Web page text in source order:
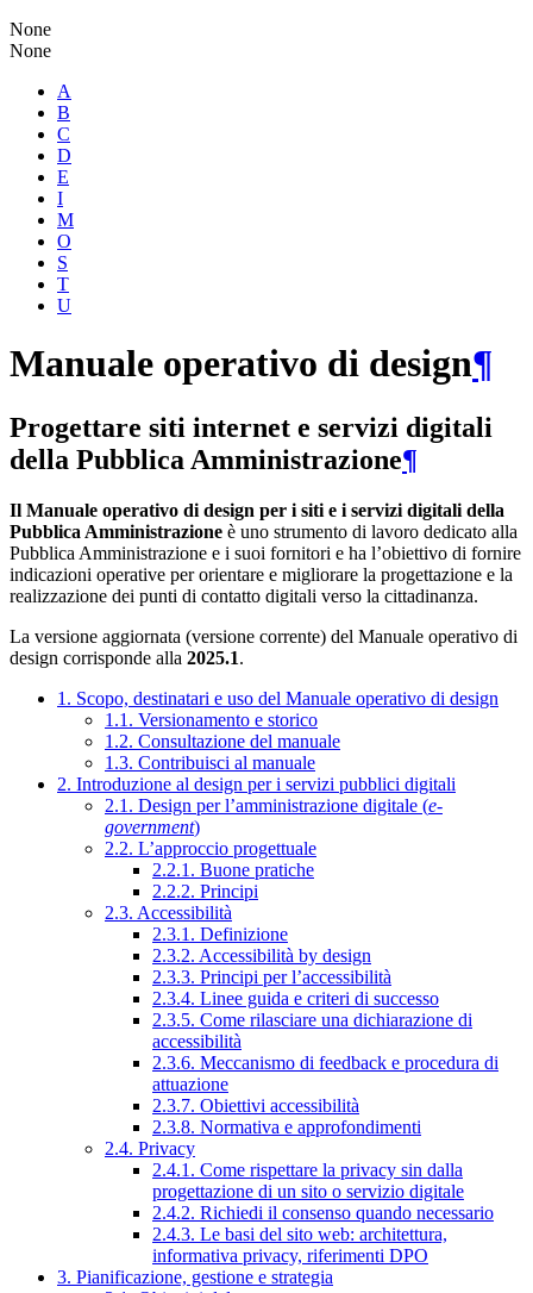
None
None
A
B
C
D
E
I
M
O
S
T
U
Manuale operativo di design¶
Progettare siti internet e servizi digitali
della Pubblica Amministrazione¶
Il Manuale operativo di design per i siti e i servizi digitali della
Pubblica Amministrazione è uno strumento di lavoro dedicato alla
Pubblica Amministrazione e i suoi fornitori e ha l’obiettivo di fornire
indicazioni operative per orientare e migliorare la progettazione e la
realizzazione dei punti di contatto digitali verso la cittadinanza.
La versione aggiornata (versione corrente) del Manuale operativo di
design corrisponde alla 2025.1.
1. Scopo, destinatari e uso del Manuale operativo di design
1.1. Versionamento e storico
1.2. Consultazione del manuale
1.3. Contribuisci al manuale
2. Introduzione al design per i servizi pubblici digitali
2.1. Design per l’amministrazione digitale (e-
government)
2.2. L’approccio progettuale
2.2.1. Buone pratiche
2.2.2. Principi
2.3. Accessibilità
2.3.1. Definizione
2.3.2. Accessibilità by design
2.3.3. Principi per l’accessibilità
2.3.4. Linee guida e criteri di successo
2.3.5. Come rilasciare una dichiarazione di
accessibilità
2.3.6. Meccanismo di feedback e procedura di
attuazione
2.3.7. Obiettivi accessibilità
2.3.8. Normativa e approfondimenti
2.4. Privacy
2.4.1. Come rispettare la privacy sin dalla
progettazione di un sito o servizio digitale
2.4.2. Richiedi il consenso quando necessario
2.4.3. Le basi del sito web: architettura,
informativa privacy, riferimenti DPO
3. Pianificazione, gestione e strategia